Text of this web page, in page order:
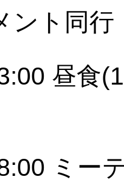
ント同行
昼食
ミー